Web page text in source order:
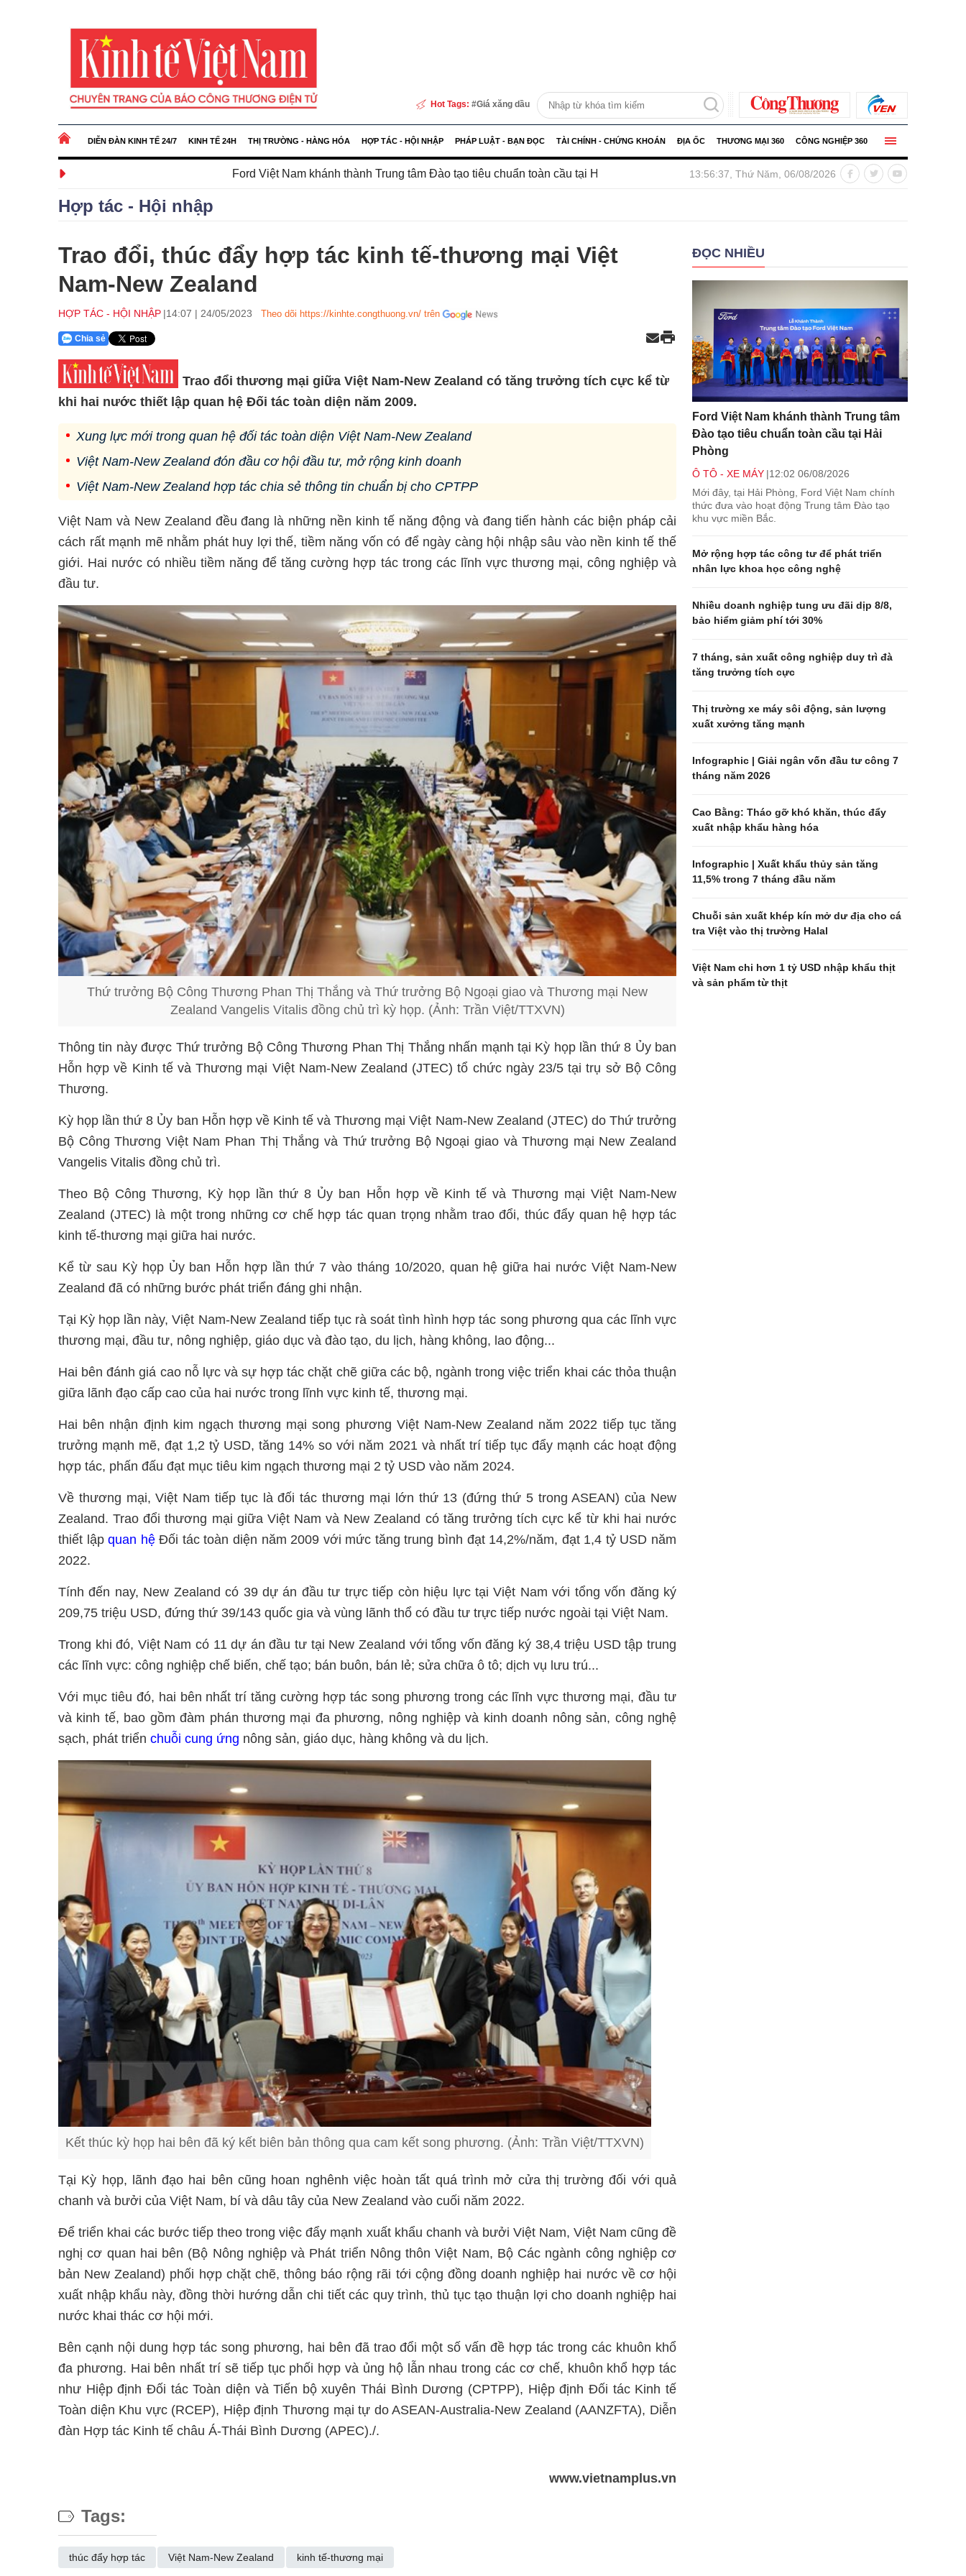
Hot Tags: Giá xăng dầu
DIỄN ĐÀN KINH TẾ 24/7 KINH TẾ 24H THỊ TRƯỜNG - HÀNG HÓA HỢP TÁC - HỘI NHẬP PHÁP LUẬT - BẠN ĐỌC TÀI CHÍNH - CHỨNG KHOÁN ĐỊA ỐC THƯƠNG MẠI 360 CÔNG NGHIỆP 360
Ford Việt Nam khánh thành Trung tâm Đào tạo tiêu chuẩn toàn cầu tại Hải Phòng Mở rộng hợp tác công tư để phát triển nhân lực khoa học công nghệ
13:56:38, Thứ Năm, 06/08/2026
Hợp tác - Hội nhập
Trao đổi, thúc đẩy hợp tác kinh tế-thương mại Việt
Nam-New Zealand
HỢP TÁC - HỘI NHẬP 14:07 | 24/05/2023 Theo dõi https://kinhte.congthuong.vn/ trên
Chia sẻ
Trao đổi thương mại giữa Việt Nam-New Zealand có tăng trưởng tích cực kể từ
khi hai nước thiết lập quan hệ Đối tác toàn diện năm 2009.
Xung lực mới trong quan hệ đối tác toàn diện Việt Nam-New Zealand
Việt Nam-New Zealand đón đầu cơ hội đầu tư, mở rộng kinh doanh
Việt Nam-New Zealand hợp tác chia sẻ thông tin chuẩn bị cho CPTPP
Việt Nam và New Zealand đều đang là những nền kinh tế năng động và đang tiến hành các biện pháp cải
cách rất mạnh mẽ nhằm phát huy lợi thế, tiềm năng vốn có để ngày càng hội nhập sâu vào nền kinh tế thế
giới. Hai nước có nhiều tiềm năng để tăng cường hợp tác trong các lĩnh vực thương mại, công nghiệp và
đầu tư.
Thứ trưởng Bộ Công Thương Phan Thị Thắng và Thứ trưởng Bộ Ngoại giao và Thương mại New
Zealand Vangelis Vitalis đồng chủ trì kỳ họp. (Ảnh: Trần Việt/TTXVN)
Thông tin này được Thứ trưởng Bộ Công Thương Phan Thị Thắng nhấn mạnh tại Kỳ họp lần thứ 8 Ủy ban
Hỗn hợp về Kinh tế và Thương mại Việt Nam-New Zealand (JTEC) tổ chức ngày 23/5 tại trụ sở Bộ Công
Thương.
Kỳ họp lần thứ 8 Ủy ban Hỗn hợp về Kinh tế và Thương mại Việt Nam-New Zealand (JTEC) do Thứ trưởng
Bộ Công Thương Việt Nam Phan Thị Thắng và Thứ trưởng Bộ Ngoại giao và Thương mại New Zealand
Vangelis Vitalis đồng chủ trì.
Theo Bộ Công Thương, Kỳ họp lần thứ 8 Ủy ban Hỗn hợp về Kinh tế và Thương mại Việt Nam-New
Zealand (JTEC) là một trong những cơ chế hợp tác quan trọng nhằm trao đổi, thúc đẩy quan hệ hợp tác
kinh tế-thương mại giữa hai nước.
Kể từ sau Kỳ họp Ủy ban Hỗn hợp lần thứ 7 vào tháng 10/2020, quan hệ giữa hai nước Việt Nam-New
Zealand đã có những bước phát triển đáng ghi nhận.
Tại Kỳ họp lần này, Việt Nam-New Zealand tiếp tục rà soát tình hình hợp tác song phương qua các lĩnh vực
thương mại, đầu tư, nông nghiệp, giáo dục và đào tạo, du lịch, hàng không, lao động...
Hai bên đánh giá cao nỗ lực và sự hợp tác chặt chẽ giữa các bộ, ngành trong việc triển khai các thỏa thuận
giữa lãnh đạo cấp cao của hai nước trong lĩnh vực kinh tế, thương mại.
Hai bên nhận định kim ngạch thương mại song phương Việt Nam-New Zealand năm 2022 tiếp tục tăng
trưởng mạnh mẽ, đạt 1,2 tỷ USD, tăng 14% so với năm 2021 và nhất trí tiếp tục đẩy mạnh các hoạt động
hợp tác, phấn đấu đạt mục tiêu kim ngạch thương mại 2 tỷ USD vào năm 2024.
Về thương mại, Việt Nam tiếp tục là đối tác thương mại lớn thứ 13 (đứng thứ 5 trong ASEAN) của New
Zealand. Trao đổi thương mại giữa Việt Nam và New Zealand có tăng trưởng tích cực kể từ khi hai nước
thiết lậpquan hệĐối tác toàn diện năm 2009 với mức tăng trung bình đạt 14,2%/năm, đạt 1,4 tỷ USD năm
2022.
Tính đến nay, New Zealand có 39 dự án đầu tư trực tiếp còn hiệu lực tại Việt Nam với tổng vốn đăng ký
209,75 triệu USD, đứng thứ 39/143 quốc gia và vùng lãnh thổ có đầu tư trực tiếp nước ngoài tại Việt Nam.
Trong khi đó, Việt Nam có 11 dự án đầu tư tại New Zealand với tổng vốn đăng ký 38,4 triệu USD tập trung
các lĩnh vực: công nghiệp chế biến, chế tạo; bán buôn, bán lẻ; sửa chữa ô tô; dịch vụ lưu trú...
Với mục tiêu đó, hai bên nhất trí tăng cường hợp tác song phương trong các lĩnh vực thương mại, đầu tư
và kinh tế, bao gồm đàm phán thương mại đa phương, nông nghiệp và kinh doanh nông sản, công nghệ
sạch, phát triển chuỗi cung ứng nông sản, giáo dục, hàng không và du lịch.
Kết thúc kỳ họp hai bên đã ký kết biên bản thông qua cam kết song phương. (Ảnh: Trần Việt/TTXVN)
Tại Kỳ họp, lãnh đạo hai bên cũng hoan nghênh việc hoàn tất quá trình mở cửa thị trường đối với quả
chanh và bưởi của Việt Nam, bí và dâu tây của New Zealand vào cuối năm 2022.
Để triển khai các bước tiếp theo trong việc đẩy mạnh xuất khẩu chanh và bưởi Việt Nam, Việt Nam cũng đề
nghị cơ quan hai bên (Bộ Nông nghiệp và Phát triển Nông thôn Việt Nam, Bộ Các ngành công nghiệp cơ
bản New Zealand) phối hợp chặt chẽ, thông báo rộng rãi tới cộng đồng doanh nghiệp hai nước về cơ hội
xuất nhập khẩu này, đồng thời hướng dẫn chi tiết các quy trình, thủ tục tạo thuận lợi cho doanh nghiệp hai
nước khai thác cơ hội mới.
Bên cạnh nội dung hợp tác song phương, hai bên đã trao đổi một số vấn đề hợp tác trong các khuôn khổ
đa phương. Hai bên nhất trí sẽ tiếp tục phối hợp và ủng hộ lẫn nhau trong các cơ chế, khuôn khổ hợp tác
như Hiệp định Đối tác Toàn diện và Tiến bộ xuyên Thái Bình Dương (CPTPP), Hiệp định Đối tác Kinh tế
Toàn diện Khu vực (RCEP), Hiệp định Thương mại tự do ASEAN-Australia-New Zealand (AANZFTA), Diễn
đàn Hợp tác Kinh tế châu Á-Thái Bình Dương (APEC)./.
www.vietnamplus.vn
Tags:
thúc đẩy hợp tác Việt Nam-New Zealand kinh tế-thương mại
ĐỌC NHIỀU
Ford Việt Nam khánh thành Trung tâm
Đào tạo tiêu chuẩn toàn cầu tại Hải
Phòng
Ô TÔ - XE MÁY 12:02 06/08/2026
Mới đây, tại Hải Phòng, Ford Việt Nam chính
thức đưa vào hoạt động Trung tâm Đào tạo
khu vực miền Bắc.
Mở rộng hợp tác công tư để phát triển
nhân lực khoa học công nghệ
Nhiều doanh nghiệp tung ưu đãi dịp 8/8,
bảo hiểm giảm phí tới 30%
7 tháng, sản xuất công nghiệp duy trì đà
tăng trưởng tích cực
Thị trường xe máy sôi động, sản lượng
xuất xưởng tăng mạnh
Infographic | Giải ngân vốn đầu tư công 7
tháng năm 2026
Cao Bằng: Tháo gỡ khó khăn, thúc đẩy
xuất nhập khẩu hàng hóa
Infographic | Xuất khẩu thủy sản tăng
11,5% trong 7 tháng đầu năm
Chuỗi sản xuất khép kín mở dư địa cho cá
tra Việt vào thị trường Halal
Việt Nam chi hơn 1 tỷ USD nhập khẩu thịt
và sản phẩm từ thịt